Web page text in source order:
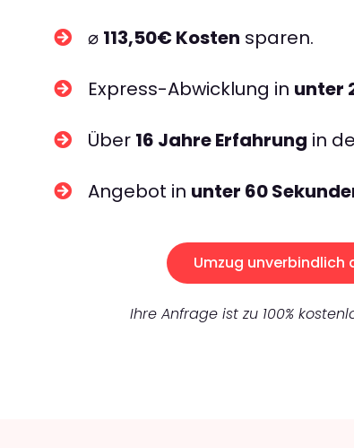
⌀ 113,50€ Kosten sparen.
Express-Abwicklung in unter
Über 16 Jahre Erfahrung in
Angebot in unter 60
Umzug unverbindlich
Ihre Anfrage ist zu 100%